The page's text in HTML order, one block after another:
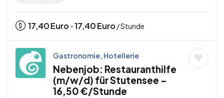
17,40Euro -17,40Euro / Stunde
Gastronomie, Hotellerie
Nebenjob: Restauranthilfe
(m/w/d) für Stutensee –
16,50 €/Stunde